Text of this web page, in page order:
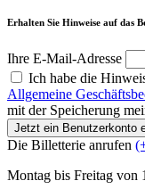
Erhalten Sie Hinweise auf das
Ihre E-Mail-Adresse
Ich habe die
Allgemeine
mit der Speicherung
Jetzt ein Benutzerkonto
Die Billetterie anrufen
Montag bis Freitag von